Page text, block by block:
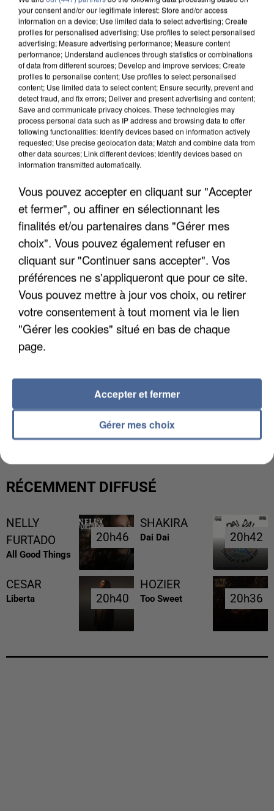
APRÈS TOUTES CES CANICULES, LES REFUGES
DE FAUNE SAUVAGE SONT...
L’UN DES FONDATEURS SUPPOSÉS DE LA DZ
MAFIA INTERPELLÉ EN ALGÉRIE
RÉCEMMENT DIFFUSÉ
NELLY
FURTADO
All Good Things
20h46
20h46
SHAKIRA
Dai Dai 20h42
20h42
CESAR
Liberta 20h40
20h40
HOZIER
Too Sweet 20h36
20h36
your consent and/or our legitimate interest: Store and/or access
information on a device; Use limited data to select advertising; Create
profiles for personalised advertising; Use profiles to select personalised
advertising; Measure advertising performance; Measure content
performance; Understand audiences through statistics or combinations
of data from different sources; Develop and improve services; Create
profiles to personalise content; Use profiles to select personalised
content; Use limited data to select content; Ensure security, prevent and
detect fraud, and fix errors; Deliver and present advertising and content;
Save and communicate privacy choices. These technologies may
process personal data such as IP address and browsing data to offer
following functionalities: Identify devices based on information actively
requested; Use precise geolocation data; Match and combine data from
other data sources; Link different devices; Identify devices based on
information transmitted automatically.
Vous pouvez accepter en cliquant sur "Accepter
et fermer", ou affiner en sélectionnant les
finalités et/ou partenaires dans "Gérer mes
choix". Vous pouvez également refuser en
cliquant sur "Continuer sans accepter". Vos
préférences ne s'appliqueront que pour ce site.
Vous pouvez mettre à jour vos choix, ou retirer
votre consentement à tout moment via le lien
"Gérer les cookies" situé en bas de chaque
page.
Gérer mes choix
Accepter et fermer